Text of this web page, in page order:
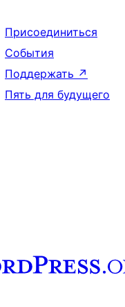
Присоединиться
События
Поддержать ↗
Пять для будущего